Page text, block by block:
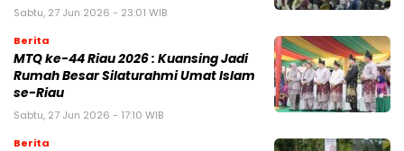
Sabtu, 27 Jun 2026 - 23:01 WIB
Berita
MTQ ke-44 Riau 2026 : Kuansing Jadi
Rumah Besar Silaturahmi Umat Islam
se-Riau
Sabtu, 27 Jun 2026 - 17:10 WIB
Berita